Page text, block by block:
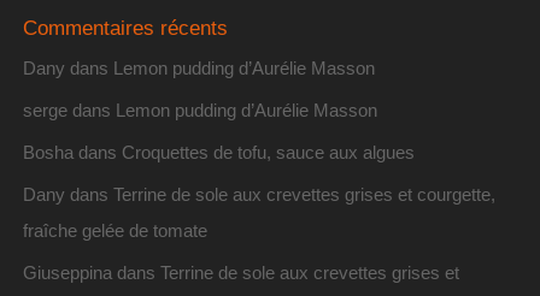
Commentaires récents
Dany dans Lemon pudding d’Aurélie Masson
sergedans Lemon pudding d’Aurélie Masson
Bosha dans Croquettes de tofu, sauce aux algues
Dany dans Terrine de sole aux crevettes grises et courgette,
fraîche gelée de tomate
Giuseppina dans Terrine de sole aux crevettes grises et